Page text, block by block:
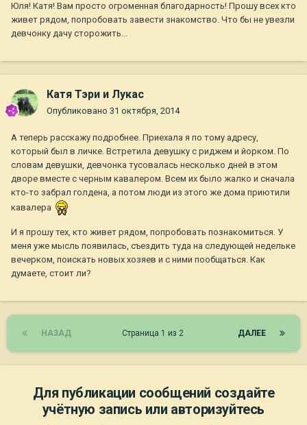
Юля! Катя! Вам просто огроменная благодарность! Прошу всех кто
живет рядом, попробовать завести знакомство. Что бы не увезли
девчонку дачу сторожить...
Катя Тэри и Лукас
Опубликовано 31 октября, 2014
А теперь расскажу подробнее. Приехала я по тому адресу,
который был в личке. Встретила девушку с риджем и йорком. По
словам девушки, девчонка тусовалась несколько дней в этом
дворе вместе с черным кавалером. Всем их было жалко и сначала
кто-то забрал голдена, а потом люди из этого же дома приютили
кавалера
И я прошу тех, кто живет рядом, попробовать познакомиться. У
меня уже мысль появилась, съездить туда на следующей недельке
вечерком, поискать новых хозяев и с ними пообщаться. Как
думаете, стоит ли?
НАЗАД ДАЛЕЕ
Страница 1 из 2
Для публикации сообщений создайте
учётную запись или авторизуйтесь